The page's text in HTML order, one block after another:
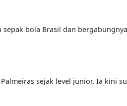
bola Brasil dan
sejak level junior. Ia kini